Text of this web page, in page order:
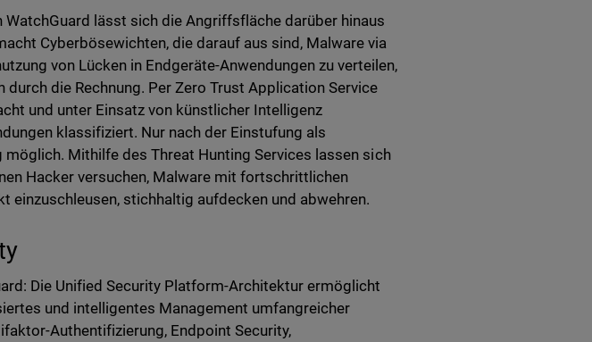
WatchGuard lässt sich die Angriffsfläche darüber hinaus
Cyberbösewichten, die darauf aus sind, Malware via
von Lücken in Endgeräte-Anwendungen zu verteilen,
die Rechnung. Per Zero Trust Application Service
und unter Einsatz von künstlicher Intelligenz
klassifiziert. Nur nach der Einstufung als
möglich. Mithilfe des Threat Hunting Services lassen sich
Hacker versuchen, Malware mit fortschrittlichen
einzuschleusen, stichhaltig aufdecken und abwehren.
Die Unified Security Platform-Architektur ermöglicht
und intelligentes Management umfangreicher
Authentifizierung, Endpoint Security,